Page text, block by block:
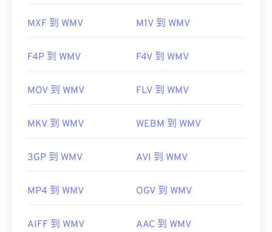
MXF 到 WMV M1V 到 WMV
F4P 到 WMV F4V 到 WMV
MOV 到 WMV FLV 到 WMV
MKV 到 WMV WEBM 到 WMV
3GP 到 WMV AVI 到 WMV
MP4 到 WMV OGV 到 WMV
AIFF 到 WMV AAC 到 WMV